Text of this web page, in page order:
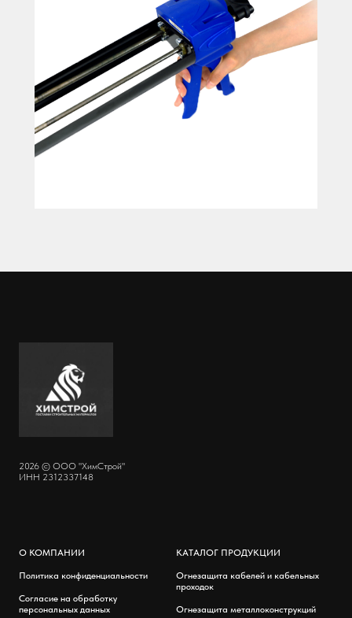
2026 © ООО "ХимСтрой"
ИНН 2312337148
О КОМПАНИИ
Политика конфиденциальности
Согласие на обработку
персональных данных
КАТАЛОГ ПРОДУКЦИИ
Огнезащита кабелей и кабельных
проходок
Огнезащита металлоконструкций